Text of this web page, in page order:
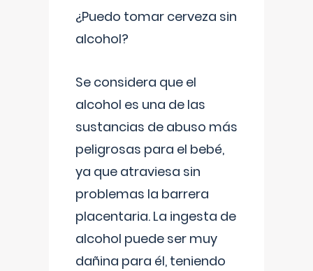
¿Puedo tomar cerveza sin
alcohol?
Se considera que el
alcohol es una de las
sustancias de abuso más
peligrosas para el bebé,
ya que atraviesa sin
problemas la barrera
placentaria. La ingesta de
alcohol puede ser muy
dañina para él, teniendo